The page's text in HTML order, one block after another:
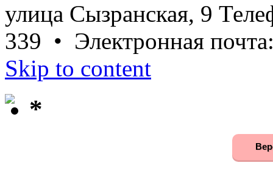
улица Сызранская, 9
339 • Электронная
Skip to content
*